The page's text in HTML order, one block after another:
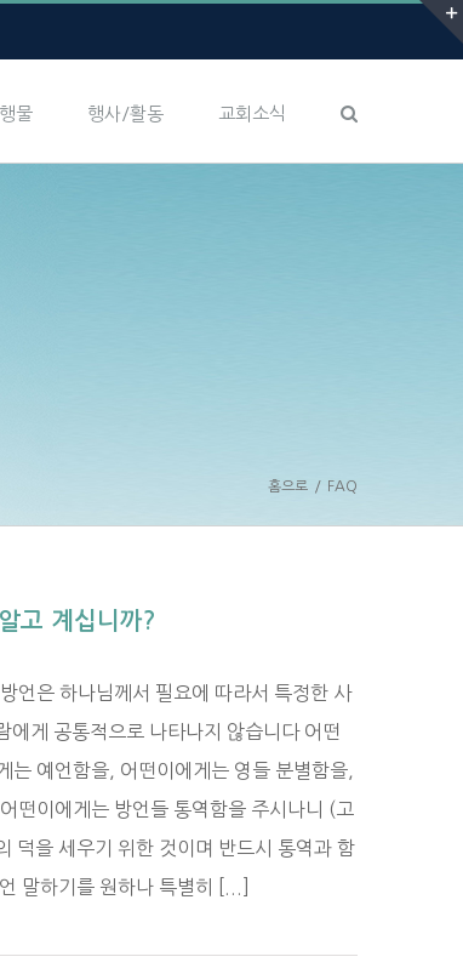
물 행사/활동 교회소식
홈으로 / FAQ
고 계십니까?
언은 하나님께서 필요에 따라서 특정한 사
에게 공통적으로 나타나지 않습니다 어떤
는 예언함을, 어떤이에게는 영들 분별함을,
떤이에게는 방언들 통역함을 주시나니 (고
덕을 세우기 위한 것이며 반드시 통역과 함
말하기를 원하나 특별히 [...]